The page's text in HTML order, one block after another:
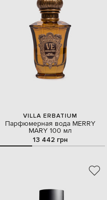
VILLA ERBATIUM
Парфюмерная вода MERRY
MARY 100 мл
13 442 грн